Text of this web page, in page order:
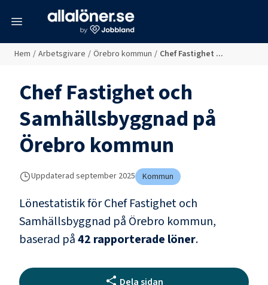
Hem / Arbetsgivare / Örebro kommun / Chef Fastighet ...
Chef Fastighet och
Samhällsbyggnad på
Örebro kommun
Uppdaterad september 2025 Kommun
Lönestatistik förChef Fastighet och
Samhällsbyggnad på Örebro kommun,
baserad på42 rapporterade löner.
Dela sidan